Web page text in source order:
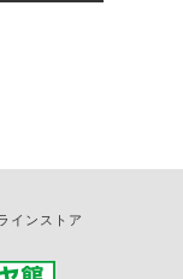
約の店舗まで
インストア